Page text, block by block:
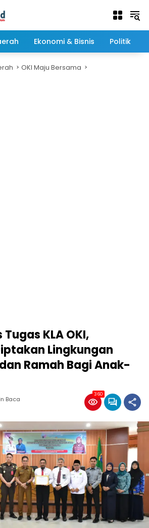
Ekonomi & Bisnis Politik
OKI Maju Bersama
KLA OKI,
Lingkungan
Ramah Bagi Anak-
Baca
360